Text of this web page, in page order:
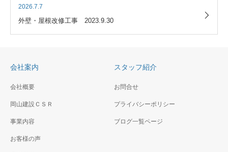
2026.7.7
外壁・屋根改修工事 2023.9.30
会社案内
会社概要
岡山建設ＣＳＲ
事業内容
お客様の声
スタッフ紹介
お問合せ
プライバシーポリシー
ブログ一覧ページ